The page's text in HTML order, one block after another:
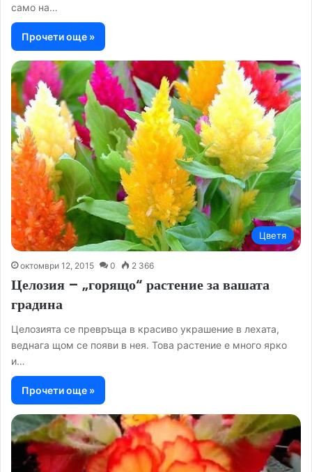
само на…
Прочети още »
Цветя
октомври 12, 2015 0 2 366
Целозия – „горящо“ растение за вашата
градина
Целозията се превръща в красиво украшение в лехата,
веднага щом се появи в нея. Това растение е много ярко
и…
Прочети още »